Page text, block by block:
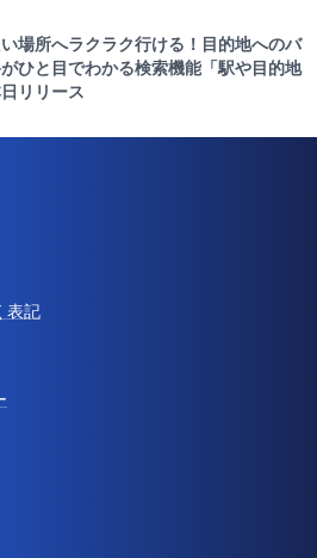
場所へラクラク行ける！目的地へのバ
ひと目でわかる検索機能「駅や目的地
リリース
表記